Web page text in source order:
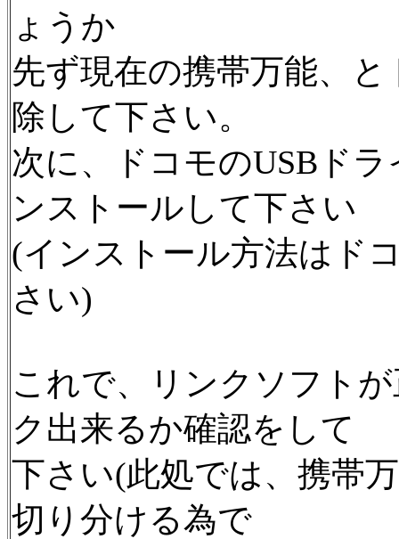
ょうか
先ず現在の携帯万能、
除して下さい。
次に、ドコモのUSBド
ンストールして下さい
(インストール方法はド
さい)
これで、リンクソフト
ク出来るか確認をして
下さい(此処では、携帯
切り分ける為で